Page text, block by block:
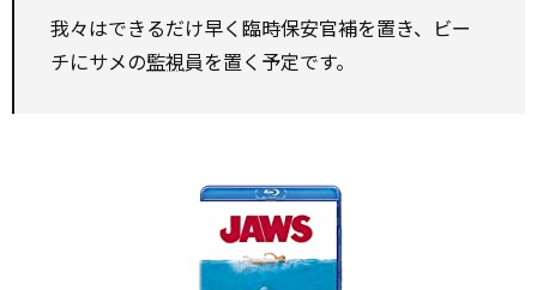
我々はできるだけ早く臨時保安官補を置き、ビー
チにサメの監視員を置く予定です。